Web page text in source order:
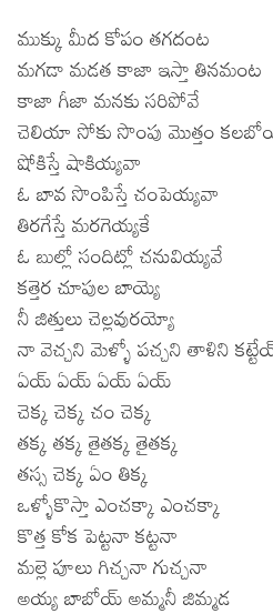
ముక్కు మీద కోపం తగదంట
మగడా మడత కాజా ఇస్తా తినమంట
కాజా గీజా మనకు సరిపోవే
చెలియా సోకు సొంపు మొత్తం
షోకిస్తే షాకియ్యవా
ఓ బావ సొంపిస్తే చంపెయ్యవా
తిరగేస్తే మరగెయ్యకే
ఓ బుల్లో సందిట్లో చనువియ్యవే
కత్తెర చూపుల బాయ్యె
నీ జిత్తులు చెల్లవురయ్యో
నా వెచ్చని మెళ్ళో పచ్చని తాళిని
ఏయ్ ఏయ్ ఏయ్ ఏయ్
చెక్క చెక్క చం చెక్క
తక్క తక్క తైతక్క తైతక్క
తస్స చెక్క ఏం తిక్క
ఒళ్ళోకొస్తా ఎంచక్కా ఎంచక్కా
కొత్త కోక పెట్టనా కట్టనా
మల్లె పూలు గిచ్చనా గుచ్చనా
అయ్య బాబోయ్ అమ్మనీ జిమ్మడ